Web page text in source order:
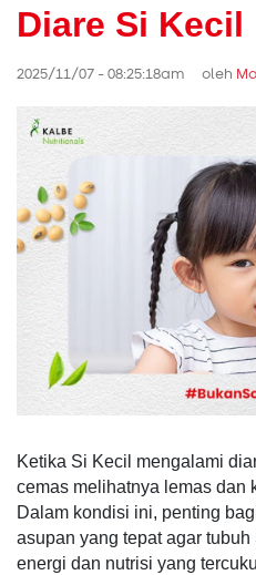
Diare Si Kecil
2025/11/07 - 08:25:18am oleh
Ketika Si Kecil mengalami
cemas melihatnya lemas dan
Dalam kondisi ini, penting
asupan yang tepat agar
energi dan nutrisi yang